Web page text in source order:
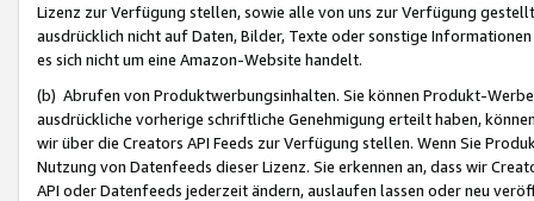
Lizenz zur Verfügung stellen, sowie alle von uns zur Verfügung
ausdrücklich nicht auf Daten, Bilder, Texte oder sonstige
es sich nicht um eine Amazon-Website handelt.
(b) Abrufen von Produktwerbungsinhalten. Sie können Produkt-
ausdrückliche vorherige schriftliche Genehmigung erteilt haben,
wir über die Creators API Feeds zur Verfügung stellen. Wenn Sie
Nutzung von Datenfeeds dieser Lizenz. Sie erkennen an, dass wir
API oder Datenfeeds jederzeit ändern, auslaufen lassen oder neu